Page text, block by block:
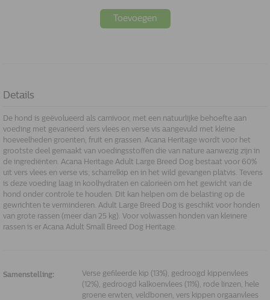
Toevoegen
Details
De hond is geëvolueerd als carnivoor, met een natuurlijke behoefte aan
voeding met gevarieerd vers vlees en verse vis aangevuld met kleine
hoeveelheden groenten, fruit en grassen. Acana Heritage wordt voor het
grootste deel gemaakt van voedingsstoffen die van nature aanwezig zijn in
de ingrediënten. Acana Heritage Adult Large Breed Dog bestaat voor 60%
uit vers vlees en verse vis; scharrelkip en in het wild gevangen platvis. Tevens
is deze voeding laag in koolhydraten en calorieën om het gewicht van de
hond onder controle te houden. Dit kan helpen om de belasting op de
gewrichten te verminderen. Adult Large Breed Dog is geschikt voor honden
van grote rassen (meer dan 25 kg). Voor volwassen honden van kleinere
rassen is er Acana Adult Small Breed Dog Heritage.
Samenstelling:
Verse gefileerde kip (13%), gedroogd kippenvlees
(12%), gedroogd kalkoenvlees (11%), rode linzen, hele
groene erwten, veldbonen, vers kippen orgaanvlees